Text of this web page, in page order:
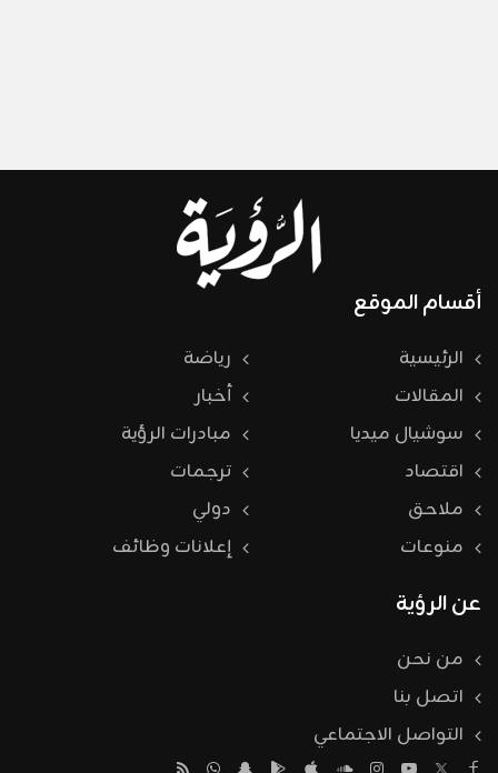
أقسام الموقع
الرئيسية
رياضة
المقالات
أخبار
سوشيال ميديا
مبادرات الرؤية
اقتصاد
ترجمات
ملاحق
دولي
منوعات
إعلانات وظائف
عن الرؤية
من نحن
اتصل بنا
التواصل الاجتماعي